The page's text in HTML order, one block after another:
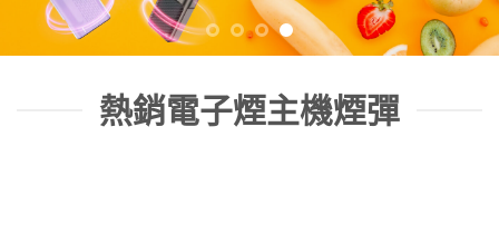
熱銷電子煙主機煙彈